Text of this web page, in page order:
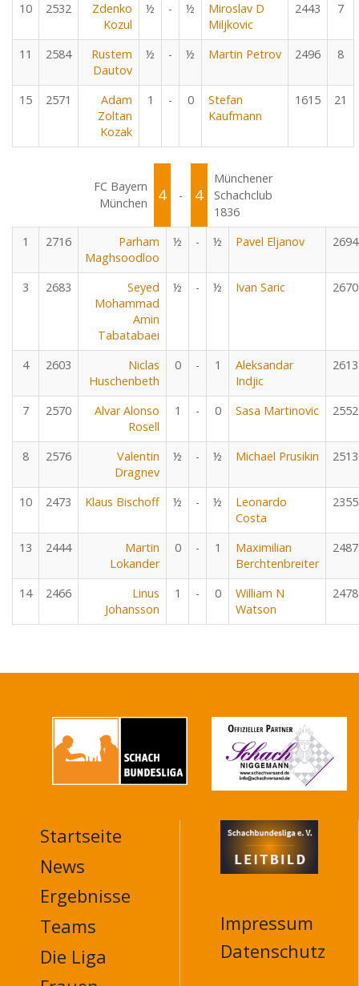
10 2532
Zdenko
Kozul
½ - ½
Miroslav D
Miljkovic
2443 7
11 2584
Rustem
Dautov
½ - ½ Martin Petrov 2496 8
15 2571
Adam
Zoltan
Kozak
1 - 0
Stefan
Kaufmann
1615 21
FC Bayern
München
4 - 4
Münchener
Schachclub
1836
1
2716
Parham
Maghsoodloo
½ - ½ Pavel Eljanov 2694
3 2683
Seyed
Mohammad
Amin
Tabatabaei
½ - ½ Ivan Saric 2670
4 2603
Niclas
Huschenbeth
0 - 1
Aleksandar
Indjic
2613
7 2570
Alvar Alonso
Rosell
1 - 0 Sasa Martinovic 2552
8 2576
Valentin
Dragnev
½ - ½ Michael Prusikin 2513
10 2473 Klaus Bischoff ½ - ½
Leonardo
Costa
2355
13 2444
Martin
Lokander
0 - 1
Maximilian
Berchtenbreiter
2487
14 2466
Linus
Johansson
1 - 0
William N
Watson
2478
MAIN
NAVIGATION
FOOTER
Startseite
News
Ergebnisse
Teams
Die Liga
Impressum
Datenschutz